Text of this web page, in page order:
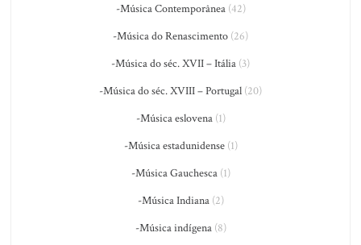
-Música Contemporânea(42)
-Música do Renascimento (26)
-Música do séc. XVII – Itália (3)
-Música do séc. XVIII – Portugal (20)
-Música eslovena(1)
-Música estadunidense(1)
-Música Gauchesca(1)
-Música Indiana(2)
-Música indígena(8)